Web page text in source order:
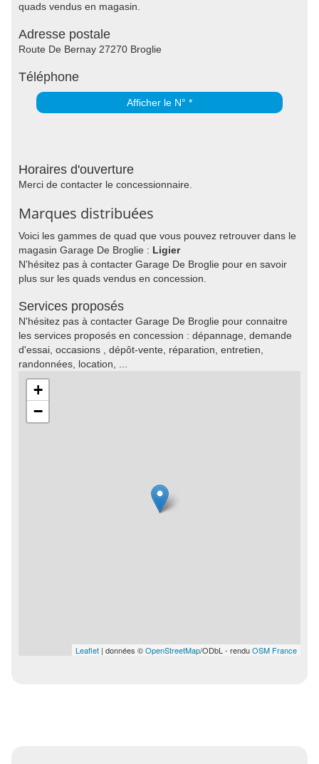
quads vendus en magasin.
Adresse postale
Route De Bernay 27270 Broglie
Téléphone
Afficher le N° *
Horaires d'ouverture
Merci de contacter le concessionnaire.
Marques distribuées
Voici les gammes de quad que vous pouvez retrouver dans le
magasin Garage De Broglie : Ligier
N'hésitez pas à contacter Garage De Broglie pour en savoir
plus sur les quads vendus en concession.
Services proposés
N'hésitez pas à contacter Garage De Broglie pour connaitre
les services proposés en concession : dépannage, demande
d'essai, occasions , dépôt-vente, réparation, entretien,
randonnées, location, ...
+
−
Leaflet | données ©OpenStreetMap/ODbL - renduOSM France